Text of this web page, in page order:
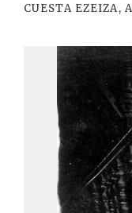
CUESTA EZEIZA,
Irakurri